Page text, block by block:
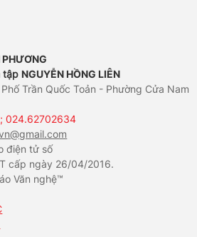
PHƯƠNG
tập NGUYỄN HỒNG LIÊN
Trần Quốc Toản - Phường Cửa Nam
024.62702634
điện tử số
cấp ngày 26/04/2016.
Văn nghệ™